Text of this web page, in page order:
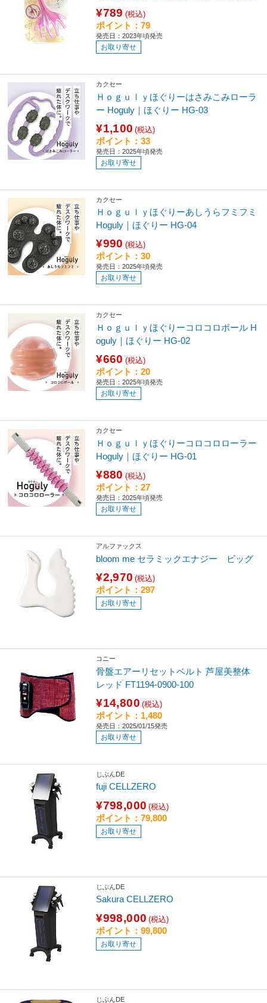
¥789 (税込)
ポイント：79
発売日：2023年頃発売
お取り寄せ
カクセー
Ｈｏｇｕｌｙほぐりーはさみこみローラ
ー Hoguly｜ほぐりー HG-03
¥1,100 (税込)
ポイント：33
発売日：2025年頃発売
お取り寄せ
カクセー
Ｈｏｇｕｌｙほぐりーあしうらフミフミ
Hoguly｜ほぐりー HG-04
¥990 (税込)
ポイント：30
発売日：2025年頃発売
お取り寄せ
カクセー
Ｈｏｇｕｌｙほぐりーコロコロボール H
oguly｜ほぐりー HG-02
¥660 (税込)
ポイント：20
発売日：2025年頃発売
お取り寄せ
カクセー
Ｈｏｇｕｌｙほぐりーコロコロローラー
Hoguly｜ほぐりー HG-01
¥880 (税込)
ポイント：27
発売日：2025年頃発売
お取り寄せ
アルファックス
bloom me セラミックエナジー ビッグ
¥2,970 (税込)
ポイント：297
お取り寄せ
コニー
骨盤エアーリセットベルト 芦屋美整体
レッド FT1194-0900-100
¥14,800 (税込)
ポイント：1,480
発売日：2025/01/15発売
お取り寄せ
じぶんDE
fuji CELLZERO
¥798,000 (税込)
ポイント：79,800
お取り寄せ
じぶんDE
Sakura CELLZERO
¥998,000 (税込)
ポイント：99,800
お取り寄せ
じぶんDE